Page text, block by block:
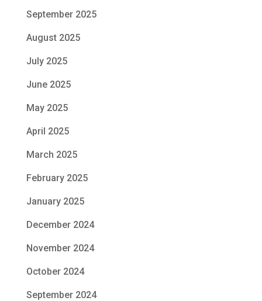
September 2025
August 2025
July 2025
June 2025
May 2025
April 2025
March 2025
February 2025
January 2025
December 2024
November 2024
October 2024
September 2024